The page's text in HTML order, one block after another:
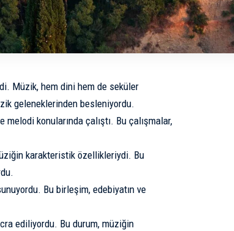
Müzik, hem dini hem de seküler
geleneklerinden besleniyordu.
konularında çalıştı. Bu çalışmalar,
karakteristik özellikleriydi. Bu
Bu birleşim, edebiyatın ve
ediliyordu. Bu durum, müziğin